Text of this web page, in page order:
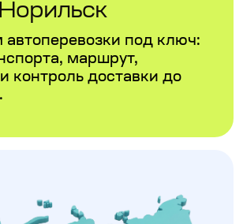
автоперевозки под ключ:
маршрут,
контроль доставки до